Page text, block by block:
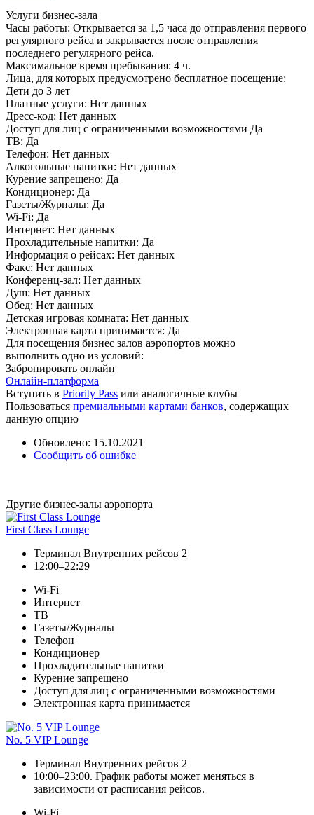
Услуги бизнес-зала
Часы работы: Открывается за 1,5 часа до отправления первого
регулярного рейса и закрывается после отправления
последнего регулярного рейса.
Максимальное время пребывания: 4 ч.
Лица, для которых предусмотрено бесплатное посещение:
Дети до 3 лет
Платные услуги: Нет данных
Дресс-код: Нет данных
Доступ для лиц с ограниченными возможностями Да
ТВ: Да
Телефон: Нет данных
Алкогольные напитки: Нет данных
Курение запрещено: Да
Кондиционер: Да
Газеты/Журналы: Да
Wi-Fi: Да
Интернет: Нет данных
Прохладительные напитки: Да
Информация о рейсах: Нет данных
Факс: Нет данных
Конференц-зал: Нет данных
Душ: Нет данных
Обед: Нет данных
Детская игровая комната: Нет данных
Электронная карта принимается: Да
Для посещения бизнес залов аэропортов можно
выполнить одно из условий:
Забронировать онлайн
Онлайн-платформа
Вступить в Priority Pass или аналогичные клубы
Пользоваться премиальными картами банков, содержащих
данную опцию
Обновлено: 15.10.2021
Сообщить об ошибке
Другие бизнес-залы аэропорта
First Class Lounge
Терминал Внутренних рейсов 2
12:00–22:29
Wi-Fi
Интернет
ТВ
Газеты/Журналы
Телефон
Кондиционер
Прохладительные напитки
Курение запрещено
Доступ для лиц с ограниченными возможностями
Электронная карта принимается
No. 5 VIP Lounge
Терминал Внутренних рейсов 2
10:00–23:00. График работы может меняться в
зависимости от расписания рейсов.
Wi-Fi